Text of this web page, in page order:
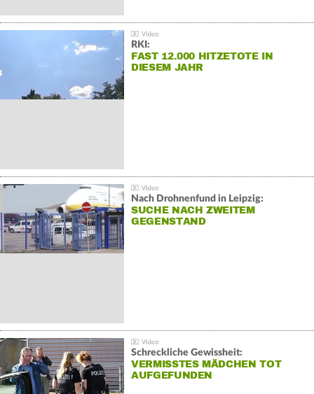
RKI:
FAST 12.000 HITZETOTE IN
DIESEM JAHR
Nach Drohnenfund in Leipzig:
SUCHE NACH ZWEITEM
GEGENSTAND
Schreckliche Gewissheit:
VERMISSTES MÄDCHEN TOT
AUFGEFUNDEN